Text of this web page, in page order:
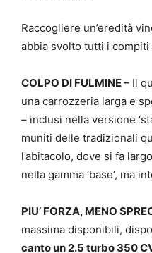
Raccogliere un’eredità
abbia svolto tutti i compiti
COLPO DI FULMINE – Il
una carrozzeria larga e
– inclusi nella versione
muniti delle tradizionali
l’abitacolo, dove si fa
nella gamma ‘base’, ma
PIU’ FORZA, MENO
massima disponibili,
canto un 2.5 turbo 350